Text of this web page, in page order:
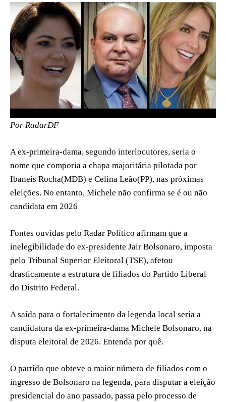
Por RadarDF
A ex-primeira-dama, segundo interlocutores, seria o
nome que comporia a chapa majoritária pilotada por
Ibaneis Rocha(MDB) e Celina Leão(PP), nas próximas
eleições. No entanto, Michele não confirma se é ou não
candidata em 2026
Fontes ouvidas pelo Radar Político afirmam que a
inelegibilidade do ex-presidente Jair Bolsonaro, imposta
pelo Tribunal Superior Eleitoral (TSE), afetou
drasticamente a estrutura de filiados do Partido Liberal
do Distrito Federal.
A saída para o fortalecimento da legenda local seria a
candidatura da ex-primeira-dama Michele Bolsonaro, na
disputa eleitoral de 2026. Entenda por quê.
O partido que obteve o maior número de filiados com o
ingresso de Bolsonaro na legenda, para disputar a eleição
presidencial do ano passado, passa pelo processo de